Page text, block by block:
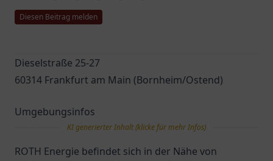
Diesen Beitrag melden
Dieselstraße 25-27
60314 Frankfurt am Main (Bornheim/Ostend)
Umgebungsinfos
KI generierter Inhalt (klicke für mehr Infos)
ROTH Energie befindet sich in der Nähe von